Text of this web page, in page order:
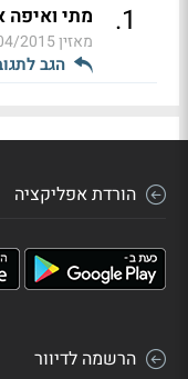
1
. מתי ואיפה
מאזין13:12
הגב
הורדת אפליקציה
הרשמה לדיוור